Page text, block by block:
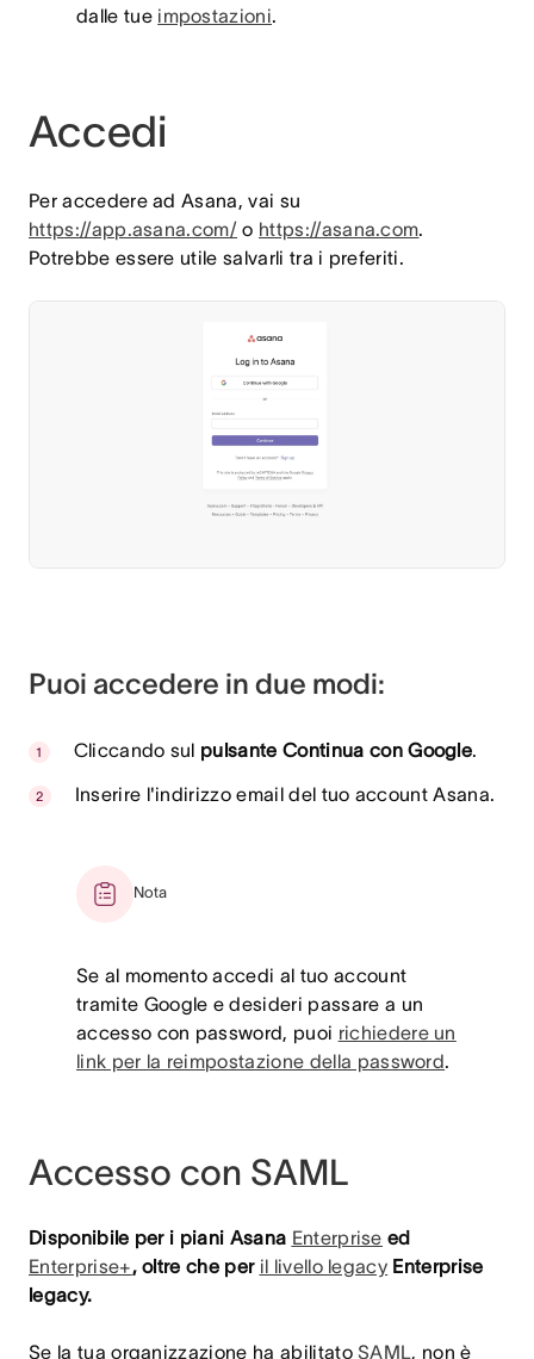
dalle tue impostazioni.
Accedi
Per accedere ad Asana, vai su
https://app.asana.com/ o https://asana.com.
Potrebbe essere utile salvarli tra i preferiti.
Puoi accedere in due modi:
Cliccando sul pulsante Continua con Google.
Inserire l'indirizzo email del tuo account Asana.
Nota
Se al momento accedi al tuo account
tramite Google e desideri passare a un
accesso con password, puoi richiedere un
link per la reimpostazione della password.
Accesso con SAML
Disponibile per i piani Asana Enterprise ed
Enterprise+, oltre che per il livello legacy Enterprise
legacy.
Se la tua organizzazione ha abilitatoSAML, non è